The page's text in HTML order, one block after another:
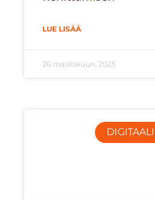
LUE LISÄÄ
26 maaliskuun, 2025